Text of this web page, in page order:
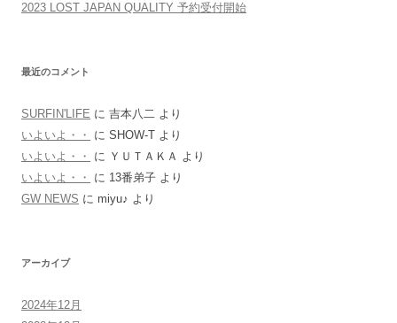
2023 LOST JAPAN QUALITY 予約受付開始
最近のコメント
SURFIN'LIFE に 吉本八二 より
いよいよ・・
に SHOW-T より
いよいよ・・
に ＹＵＴＡＫＡ より
いよいよ・・
に 13番弟子 より
GW NEWS に miyu♪ より
アーカイブ
2024年12月